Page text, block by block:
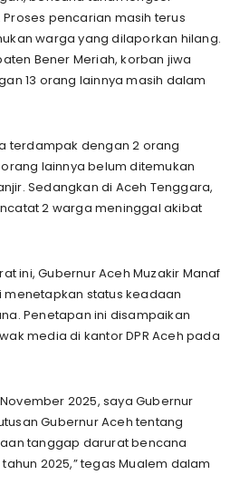
pencarian masih terus
warga yang dilaporkan hilang.
Bener Meriah, korban jiwa
13 orang lainnya masih dalam
terdampak dengan 2 orang
lainnya belum ditemukan
Sedangkan di Aceh Tenggara,
2 warga meninggal akibat
ini, Gubernur Aceh Muzakir Manaf
status keadaan
Penetapan ini disampaikan
media di kantor DPR Aceh pada
2025, saya Gubernur
Gubernur Aceh tentang
tanggap darurat bencana
2025,” tegas Mualem dalam